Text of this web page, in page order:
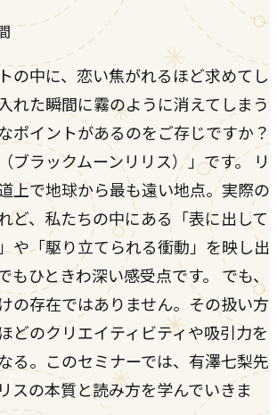
の中に、恋い焦がれるほど求めてし
れた瞬間に霧のように消えてしまう
ポイントがあるのをご存じですか？
ブラックムーンリリス）」です。 リ
上で地球から最も遠い地点。実際の
ど、私たちの中にある「表に出して
や「駆り立てられる衝動」を映し出
もひときわ深い感受点です。 でも、
の存在ではありません。その扱い方
どのクリエイティビティや吸引力を
る。このセミナーでは、有澤七梨先
スの本質と読み方を学んでいきま